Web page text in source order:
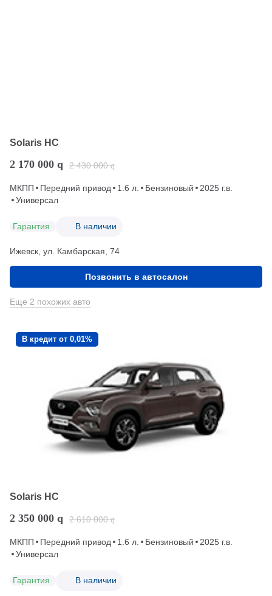
Solaris HC
2 170 000 q 2 430 000 q
МКПП Передний привод 1.6 л. Бензиновый
2025 г.в.
Универсал
Гарантия В наличии
Ижевск, ул. Камбарская, 74
Позвонить в автосалон
Еще 2 похожих авто
В кредит от 0,01%
Solaris HC
2 350 000 q 2 610 000 q
МКПП Передний привод 1.6 л. Бензиновый
2025 г.в.
Универсал
Гарантия В наличии